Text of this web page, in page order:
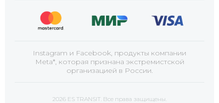
Instagram и Facebook, продукты компании
Meta*, которая признана экстремистской
организацией в России.
2026 ES TRANSIT. Все права защищены.